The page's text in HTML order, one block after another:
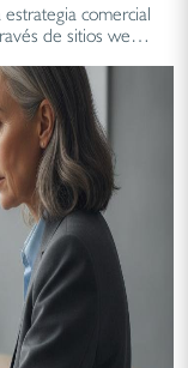
comercial
de sitios we…